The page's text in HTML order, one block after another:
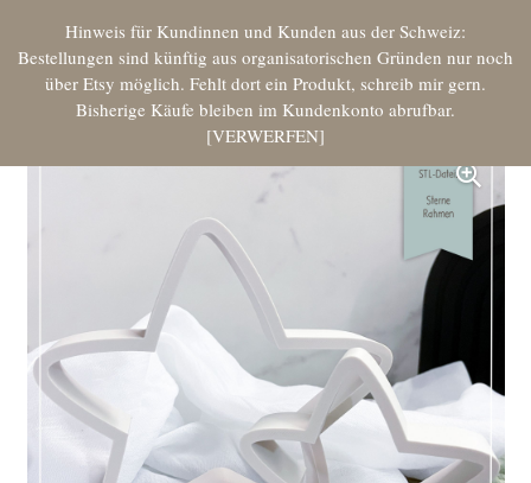
Hinweis für Kundinnen und Kunden aus der Schweiz:
Bestellungen sind künftig aus organisatorischen Gründen nur noch
über Etsy möglich. Fehlt dort ein Produkt, schreib mir gern.
Bisherige Käufe bleiben im Kundenkonto abrufbar.
VERWERFEN